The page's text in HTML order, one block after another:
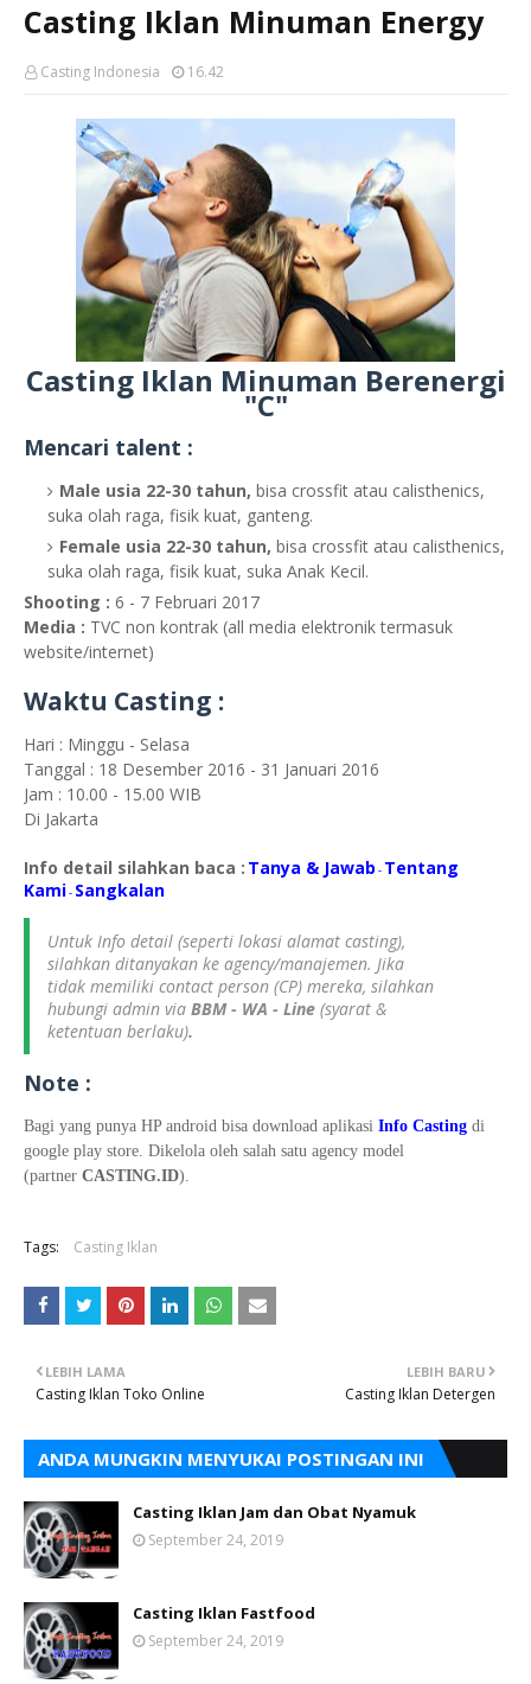
Casting Iklan Minuman Energy
Casting Indonesia 16.42
Casting Iklan Minuman Berenergi
"C"
Mencari talent :
Male usia 22-30 tahun, bisa crossfit atau calisthenics,
suka olah raga, fisik kuat, ganteng.
Female usia 22-30 tahun, bisa crossfit atau calisthenics,
suka olah raga, fisik kuat, suka Anak Kecil.
Shooting : 6 - 7 Februari 2017
Media : TVC non kontrak (all media elektronik termasuk
website/internet)
Waktu Casting :
Hari : Minggu - Selasa
Tanggal : 18 Desember 2016 - 31 Januari 2016
Jam : 10.00 - 15.00 WIB
Di Jakarta
Info detail silahkan baca : Tanya & Jawab - Tentang
Kami - Sangkalan
Untuk Info detail (seperti lokasi alamat casting),
silahkan ditanyakan ke agency/manajemen. Jika
tidak memiliki contact person (CP) mereka, silahkan
hubungi admin via BBM - WA - Line (syarat &
ketentuan berlaku).
Note :
Bagi yang punya HP android bisa download aplikasi Info Casting di
google play store. Dikelola oleh salah satu agency model
(partner CASTING.ID).
Tags: Casting Iklan
LEBIH BARU
Casting Iklan Detergen
LEBIH LAMA
Casting Iklan Toko Online
ANDA MUNGKIN MENYUKAI POSTINGAN INI
Casting Iklan Jam dan Obat Nyamuk
September 24, 2019
Casting Iklan Fastfood
September 24, 2019